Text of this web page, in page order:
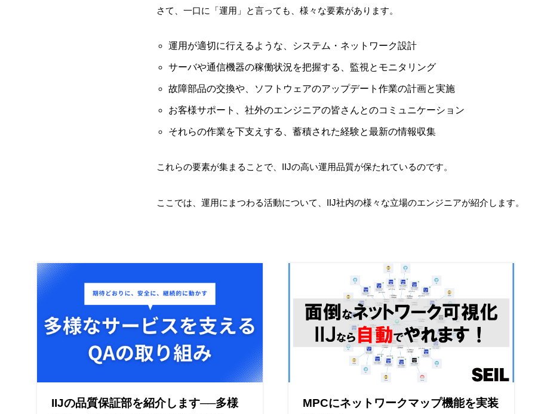
さて、一口に「運用」と言っても、様々な要素があります。
運用が適切に行えるような、システム・ネットワーク設計
サーバや通信機器の稼働状況を把握する、監視とモニタリング
故障部品の交換や、ソフトウェアのアップデート作業の計画と実施
お客様サポート、社外のエンジニアの皆さんとのコミュニケーション
それらの作業を下支えする、蓄積された経験と最新の情報収集
これらの要素が集まることで、IIJの高い運用品質が保たれているのです。
ここでは、運用にまつわる活動について、IIJ社内の様々な立場のエンジニアが紹介します。
IIJの品質保証部を紹介します──多様
MPCにネットワークマップ機能を実装